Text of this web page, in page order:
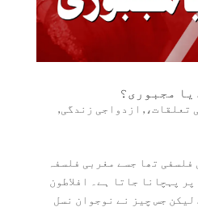
مجبوری؟
تعلقات، , ازدواجی زندگی,
فلسفی تھا جسے مغربی فلسفہ
پہچانا جاتا ہے۔ افلاطون
جس چیز نے نوجوان نسل